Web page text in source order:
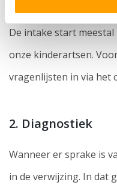
De intake start
onze kinderartsen.
vragenlijsten in via het
2. Diagnostiek
Wanneer er sprake is
in de verwijzing. In dat